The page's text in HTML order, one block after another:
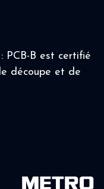
B est certifié
découpe et de